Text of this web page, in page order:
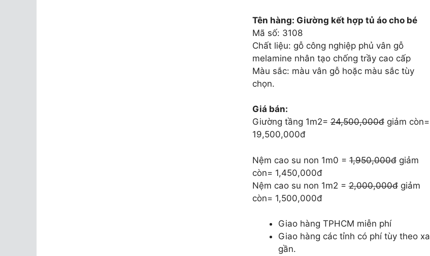
là:
tại
19.500.000 ₫.
Tên hàng: Giường kết hợp tủ áo cho bé
Mã số: 3108
Chất liệu: gỗ công nghiệp phủ vân gỗ
melamine nhân tạo chống trầy cao cấp
Màu sắc: màu vân gỗ hoặc màu sắc tùy
chọn.
Giá bán:
Giường tầng 1m2=24,500,000đgiảm còn=
19,500,000đ
Nệm cao su non 1m0 =1,950,000đgiảm
còn= 1,450,000đ
Nệm cao su non 1m2 =2,000,000đgiảm
còn= 1,500,000đ
Giao hàng TPHCM miễn phí
Giao hàng các tỉnh có phí tùy theo xa
gần.